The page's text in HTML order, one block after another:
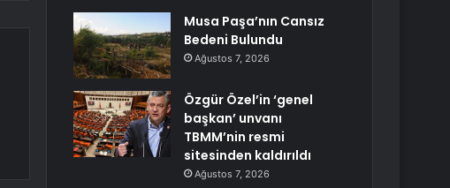
Musa Paşa’nın Cansız
Bedeni Bulundu
Ağustos 7, 2026
Özgür Özel’in ‘genel
başkan’ unvanı
TBMM’nin resmi
sitesinden kaldırıldı
Ağustos 7, 2026